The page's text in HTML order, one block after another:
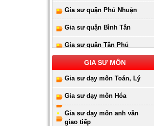
Gia sư quận Phú Nhuận
Gia sư quận Bình Tân
Gia sư quận Tân Phú
Gia sư huyện Hóc Môn
Gia sư huyện Cần Giờ
Gia sư huyên Bình Chánh
Gia sư huyện Nhà Bè
GIA SƯ MÔN
Gia sư dạy môn Toán, Lý
Gia sư dạy môn Hóa
Gia sư dạy môn anh văn
giao tiếp